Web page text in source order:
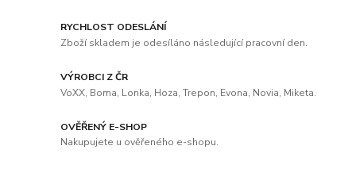
RYCHLOST ODESLÁNÍ
Zboží skladem je odesíláno následující pracovní den.
VÝROBCI Z ČR
VoXX, Boma, Lonka, Hoza, Trepon, Evona, Novia, Miketa.
OVĚŘENÝ E-SHOP
Nakupujete u ověřeného e-shopu.